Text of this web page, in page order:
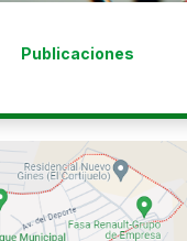
Publicaciones